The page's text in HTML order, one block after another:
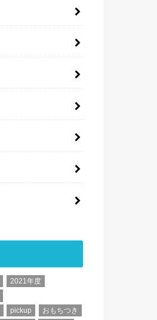
2021年度
pickup
おもちつき